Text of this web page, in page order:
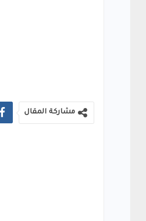
مشاركة المقال